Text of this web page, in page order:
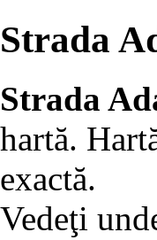
Strada
Strada
hartă.
exactă.
Vedeţi